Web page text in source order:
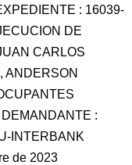
: 16039-
DE
CARLOS
ANDERSON
:
INTERBANK
de 2023